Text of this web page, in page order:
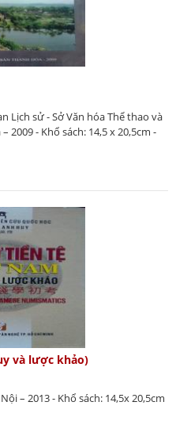
Lịch sử - Sở Văn hóa Thể thao và
2009 - Khổ sách: 14,5 x 20,5cm -
và lược khảo)
– 2013 - Khổ sách: 14,5x 20,5cm